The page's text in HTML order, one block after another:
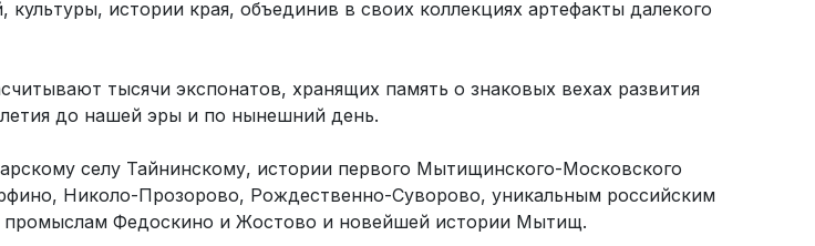
культуры, истории края, объединив в своих коллекциях артефакты далекого
тысячи экспонатов, хранящих память о знаковых вехах развития
до нашей эры и по нынешний день.
селу Тайнинскому, истории первого Мытищинского-Московского
Николо-Прозорово, Рождественно-Суворово, уникальным российским
Федоскино и Жостово и новейшей истории Мытищ.